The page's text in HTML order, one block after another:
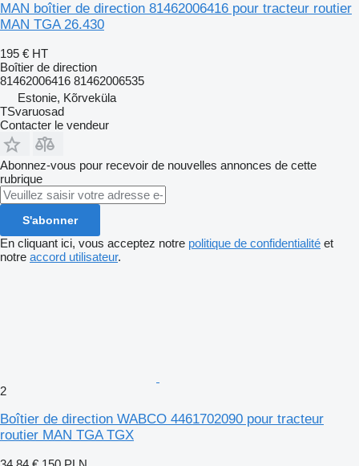
MAN boîtier de direction 81462006416 pour tracteur routier
MAN TGA 26.430
195 € HT
Boîtier de direction
81462006416 81462006535
Estonie, Kõrveküla
TSvaruosad
Contacter le vendeur
Abonnez-vous pour recevoir de nouvelles annonces de cette
rubrique
S'abonner
En cliquant ici, vous acceptez notre politique de confidentialité et
notre accord utilisateur.
2
Boîtier de direction WABCO 4461702090 pour tracteur
routier MAN TGA TGX